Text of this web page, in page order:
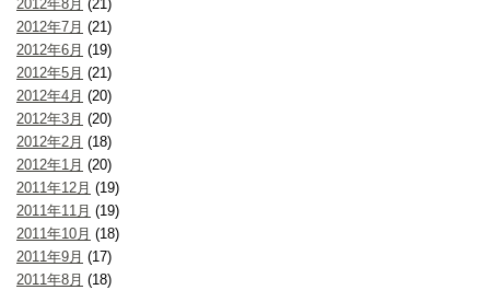
2012年8月 (21)
2012年7月 (21)
2012年6月 (19)
2012年5月 (21)
2012年4月 (20)
2012年3月 (20)
2012年2月 (18)
2012年1月 (20)
2011年12月 (19)
2011年11月 (19)
2011年10月 (18)
2011年9月 (17)
2011年8月 (18)